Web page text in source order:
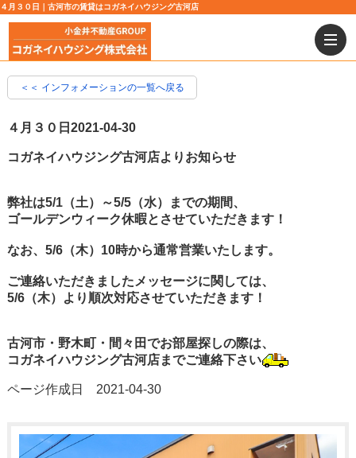
４月３０日｜古河市の賃貸はコガネイハウジング古河店
＜＜ インフォメーションの一覧へ戻る
４月３０日2021-04-30
コガネイハウジング古河店よりお知らせ
弊社は5/1（土）～5/5（水）までの期間、
ゴールデンウィーク休暇とさせていただきます！
なお、5/6（木）10時から通常営業いたします。
ご連絡いただきましたメッセージに関しては、
5/6（木）より順次対応させていただきます！
古河市・野木町・間々田でお部屋探しの際は、
コガネイハウジング古河店までご連絡下さい
ページ作成日 2021-04-30